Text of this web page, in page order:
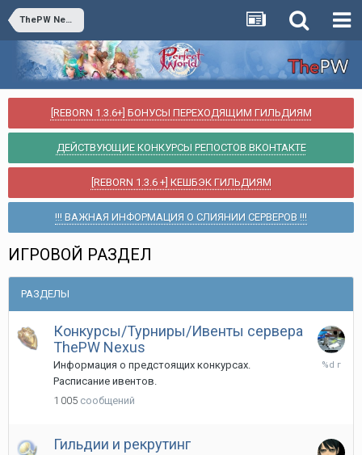
ThePW Nexus 1.3.6 + [АРХИВ]
[REBORN 1.3.6+] БОНУСЫ ПЕРЕХОДЯЩИМ ГИЛЬДИЯМ
ДЕЙСТВУЮЩИЕ КОНКУРСЫ РЕПОСТОВ ВКОНТАКТЕ
[REBORN 1.3.6 +] КЕШБЭК ГИЛЬДИЯМ
!!! ВАЖНАЯ ИНФОРМАЦИЯ О СЛИЯНИИ СЕРВЕРОВ !!!
ИГРОВОЙ РАЗДЕЛ
РАЗДЕЛЫ
Конкурсы/Турниры/Ивенты сервера
ThePW Nexus
Информация о предстоящих конкурсах.
Расписание ивентов.
1 005 сообщений
30
Гильдии и рекрутинг